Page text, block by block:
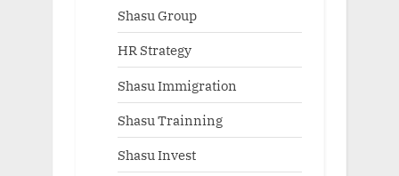
Shasu Group
HR Strategy
Shasu Immigration
Shasu Trainning
Shasu Invest